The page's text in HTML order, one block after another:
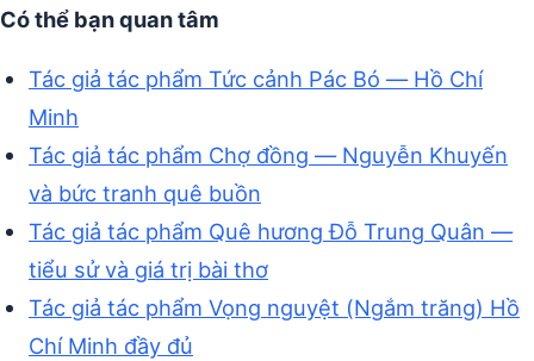
Có thể bạn quan tâm
Tác giả tác phẩm Tức cảnh Pác Bó — Hồ Chí
Minh
Tác giả tác phẩm Chợ đồng — Nguyễn Khuyến
và bức tranh quê buồn
Tác giả tác phẩm Quê hương Đỗ Trung Quân —
tiểu sử và giá trị bài thơ
Tác giả tác phẩm Vọng nguyệt (Ngắm trăng) Hồ
Chí Minh đầy đủ